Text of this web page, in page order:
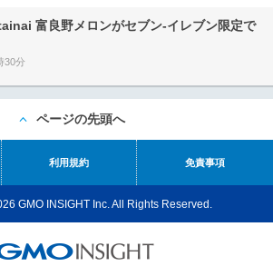
富良野メロンがセブン‐イレブン限定で
30分
ページの先頭へ
利用規約 免責事項
GMO INSIGHT Inc. All Rights Reserved.